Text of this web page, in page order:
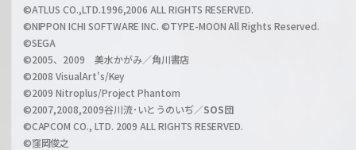
h
a
n
l
©ATLUS CO.,LTD.1996,2006 ALL RIGHTS RESERVED.
©NIPPON ICHI SOFTWARE INC. ©TYPE-MOON All Rights Reserved.
©SEGA
©2005、2009 美水かがみ／角川書店
©2008 VisualArt's/Key
©2009 Nitroplus/Project Phantom
©2007,2008,2009谷川流･いとうのいぢ／SOS団
©CAPCOM CO., LTD. 2009 ALL RIGHTS RESERVED.
©窪岡俊之